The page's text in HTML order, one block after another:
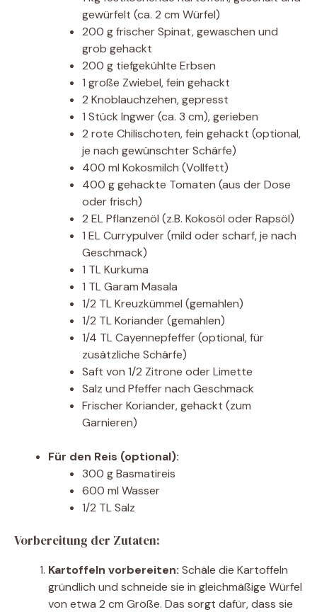
gewürfelt (ca. 2 cm Würfel)
200 g frischer Spinat, gewaschen und
grob gehackt
200 g tiefgekühlte Erbsen
1 große Zwiebel, fein gehackt
2 Knoblauchzehen, gepresst
1 Stück Ingwer (ca. 3 cm), gerieben
2 rote Chilischoten, fein gehackt (optional,
je nach gewünschter Schärfe)
400 ml Kokosmilch (Vollfett)
400 g gehackte Tomaten (aus der Dose
oder frisch)
2 EL Pflanzenöl (z.B. Kokosöl oder Rapsöl)
1 EL Currypulver (mild oder scharf, je nach
Geschmack)
1 TL Kurkuma
1 TL Garam Masala
1/2 TL Kreuzkümmel (gemahlen)
1/2 TL Koriander (gemahlen)
1/4 TL Cayennepfeffer (optional, für
zusätzliche Schärfe)
Saft von 1/2 Zitrone oder Limette
Salz und Pfeffer nach Geschmack
Frischer Koriander, gehackt (zum
Garnieren)
Für den Reis (optional):
300 g Basmatireis
600 ml Wasser
1/2 TL Salz
Vorbereitung der Zutaten:
Kartoffeln vorbereiten: Schäle die Kartoffeln
gründlich und schneide sie in gleichmäßige Würfel
von etwa 2 cm Größe. Das sorgt dafür, dass sie